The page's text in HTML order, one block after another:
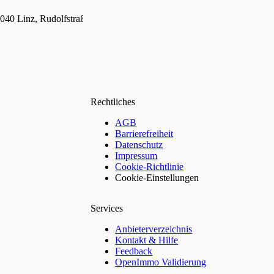
Linz, Rudolfstraße 53 - 55
Rechtliches
AGB
Barrierefreiheit
Datenschutz
Impressum
Cookie-Richtlinie
Cookie-Einstellungen
Services
Anbieterverzeichnis
Kontakt & Hilfe
Feedback
OpenImmo Validierung